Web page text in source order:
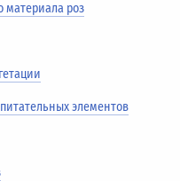
материала роз
элементов